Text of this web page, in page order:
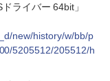
ライバー 64bit」
new/history/w/bb/p
5205512/205512/h